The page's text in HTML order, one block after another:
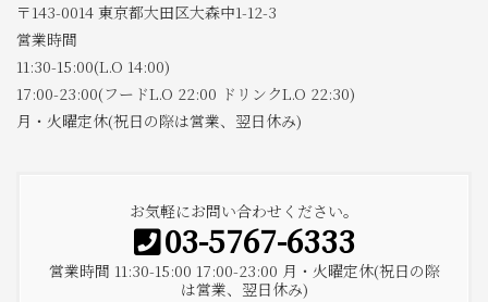
〒143-0014 東京都大田区大森中1-12-3
営業時間
11:30-15:00(L.O 14:00)
17:00-23:00(フードL.O 22:00 ドリンクL.O 22:30)
月・火曜定休(祝日の際は営業、翌日休み)
お気軽にお問い合わせください。
03-5767-6333
営業時間 11:30-15:00 17:00-23:00 月・火曜定休(祝日の際
は営業、翌日休み)